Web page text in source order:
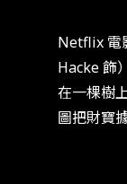
Netflix 電
Hacke 飾
在一棵樹
圖把財寶